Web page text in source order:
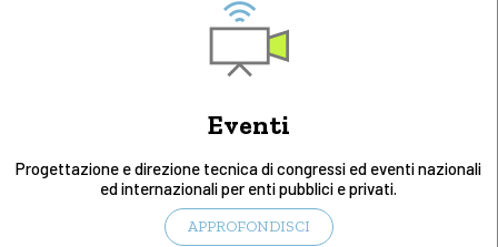
Eventi
Progettazione e direzione tecnica di congressi ed eventi nazionali
ed internazionali per enti pubblici e privati.
APPROFONDISCI